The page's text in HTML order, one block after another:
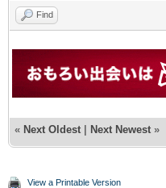
Find
« Next Oldest | Next Newest »
View a Printable Version